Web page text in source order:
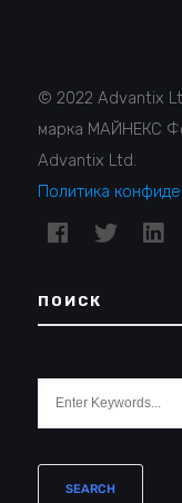
© 2022 Advantix
марка МАЙНЕКС
Advantix Ltd.
Политика
ПОИСК